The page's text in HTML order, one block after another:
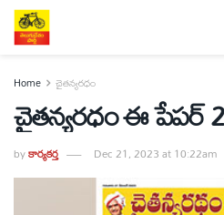
Home చైతన్యరధం
చైతన్యరధం ఈ పేపర్
byకార్యకర్త Dec 21, 2023 at 10:22am